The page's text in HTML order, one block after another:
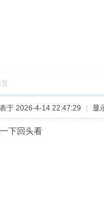
复
于 2026-4-14 22:47:29 显
下回头看